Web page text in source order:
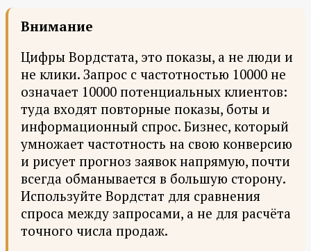
Внимание
Цифры Вордстата, это показы, а не люди и
не клики. Запрос с частотностью 10000 не
означает 10000 потенциальных клиентов:
туда входят повторные показы, боты и
информационный спрос. Бизнес, который
умножает частотность на свою конверсию
и рисует прогноз заявок напрямую, почти
всегда обманывается в большую сторону.
Используйте Вордстат для сравнения
спроса между запросами, а не для расчёта
точного числа продаж.